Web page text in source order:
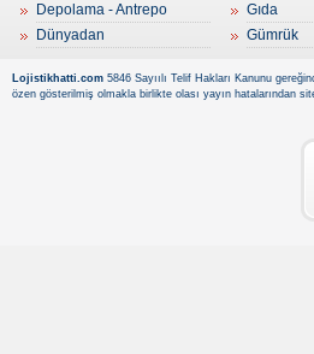
Depolama - Antrepo
Dünyadan
Gıda
Gümrük
Lojistikhatti.com 5846 Sayıılı Telif Hakları Kanunu
özen gösterilmiş olmakla birlikte olası yayın hatalarından